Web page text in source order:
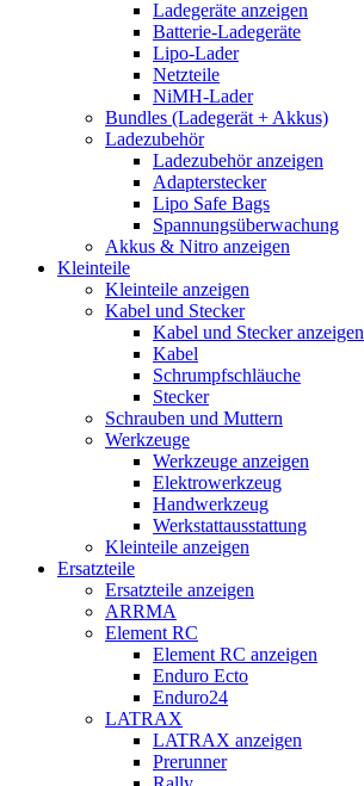
Ladegeräte anzeigen
Batterie-Ladegeräte
Lipo-Lader
Netzteile
NiMH-Lader
Bundles (Ladegerät + Akkus)
Ladezubehör
Ladezubehör anzeigen
Adapterstecker
Lipo Safe Bags
Spannungsüberwachung
Akkus & Nitro anzeigen
Kleinteile
Kleinteile anzeigen
Kabel und Stecker
Kabel und Stecker anzeigen
Kabel
Schrumpfschläuche
Stecker
Schrauben und Muttern
Werkzeuge
Werkzeuge anzeigen
Elektrowerkzeug
Handwerkzeug
Werkstattausstattung
Kleinteile anzeigen
Ersatzteile
Ersatzteile anzeigen
ARRMA
Element RC
Element RC anzeigen
Enduro Ecto
Enduro24
LATRAX
LATRAX anzeigen
Prerunner